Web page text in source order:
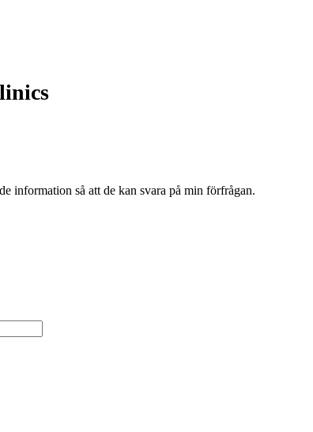
information så att de kan svara på min förfrågan.